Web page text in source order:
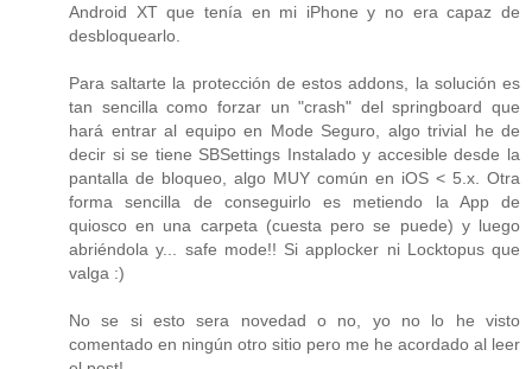
Android XT que tenía en mi iPhone y no era capaz de
desbloquearlo.
Para saltarte la protección de estos addons, la solución es
tan sencilla como forzar un "crash" del springboard que
hará entrar al equipo en Mode Seguro, algo trivial he de
decir si se tiene SBSettings Instalado y accesible desde la
pantalla de bloqueo, algo MUY común en iOS < 5.x. Otra
forma sencilla de conseguirlo es metiendo la App de
quiosco en una carpeta (cuesta pero se puede) y luego
abriéndola y... safe mode!! Si applocker ni Locktopus que
valga :)
No se si esto sera novedad o no, yo no lo he visto
comentado en ningún otro sitio pero me he acordado al leer